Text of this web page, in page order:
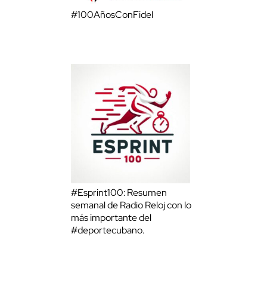
#100AñosConFidel
#Esprint100: Resumen
semanal de Radio Reloj con lo
más importante del
#deportecubano.